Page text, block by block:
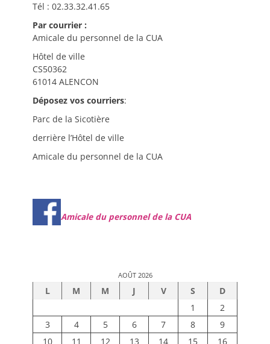
Tél : 02.33.32.41.65
Par courrier :
Amicale du personnel de la CUA
Hôtel de ville
CS50362
61014 ALENCON
Déposez vos courriers:
Parc de la Sicotière
derrière l’Hôtel de ville
Amicale du personnel de la CUA
Amicale du personnel de la CUA
AOÛT 2026
L M M J V S
D
1
2
3
4 5 6 7 8
9
10
11 12 13 14 15 16